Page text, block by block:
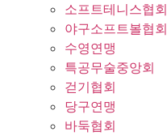
소프트테니스협회
야구소프트볼협회
수영연맹
특공무술중앙회
걷기협회
당구연맹
바둑협회